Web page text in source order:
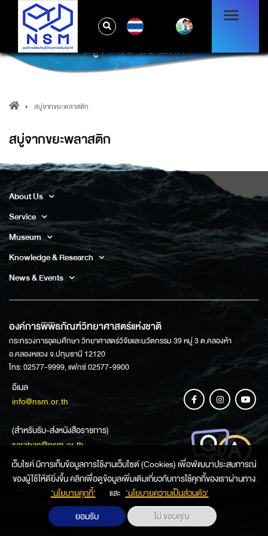
สบู่จากขยะพลาสติก
สบู่จากขยะพลาสติก
สบู่จากขยะพลาสติก
About Us
Service
Museum
Knowledge & Research
News & Events
องค์การพิพิธภัณฑ์วิทยาศาสตร์แห่งชาติ
กระทรวงการอุดมศึกษา วิทยาศาสตร์วิจัยและนวัตกรรม 39 หมู่ 3 ต.คลองห้า
อ.คลองหลวง จ.ปทุมธานี 12120
โทร: 02577-9999, แฟกซ์ 02577-9900
อีเมล
info@nsm.or.th
(สำหรับรับ-ส่งหนังสือราชการ)
saraban@nsm.or.th
ช่องทางการสอบถามข้อมูล
เว็บไซค์ มีการเก็บข้อมูลการใช้งานเว็บไซต์ (Cookies) เพื่อพัฒนาประสบการณ์
ของผู้ใช้ให้ดียิ่งขึ้น คลิกเพื่อดูข้อมูลเพิ่มเติมเกี่ยวกับการใช้คุกกี้ของเราผ่านทาง
‘นโยบายคุกกี้’
และ ‘นโยบายความเป็นส่วนตัว'
ยอมรับ
ไม่ ขอบคุณ